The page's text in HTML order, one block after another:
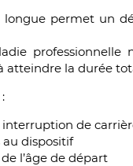
longue permet un
atteindre la durée
de
au dispositif
l’âge de départ